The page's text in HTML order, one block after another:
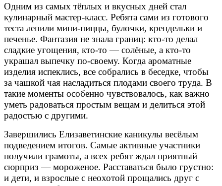
Одним из самых тёплых и вкусных дней стал
кулинарный мастер-класс. Ребята сами из готового
теста лепили мини-пиццы, булочки, крендельки и
печенье. Фантазия не знала границ: кто-то делал
сладкие угощения, кто-то — солёные, а кто-то
украшал выпечку по-своему. Когда ароматные
изделия испеклись, все собрались в беседке, чтобы
за чашкой чая насладиться плодами своего труда. В
такие моменты особенно чувствовалось, как важно
уметь радоваться простым вещам и делиться этой
радостью с другими.
Завершились Елизаветинские каникулы весёлым
подведением итогов. Самые активные участники
получили грамоты, а всех ребят ждал приятный
сюрприз — мороженое. Расставаться было грустно:
и дети, и взрослые с неохотой прощались друг с